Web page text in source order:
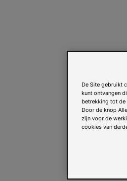
De Site gebruikt
kunt ontvangen
betrekking tot de
Door de knop
zijn voor de
cookies van